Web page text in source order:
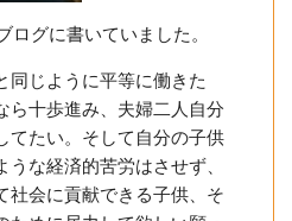
ログに書いていました。
同じように平等に働きた
ら十歩進み、夫婦二人自分
てたい。そして自分の子供
な経済的苦労はさせず、
社会に貢献できる子供、そ